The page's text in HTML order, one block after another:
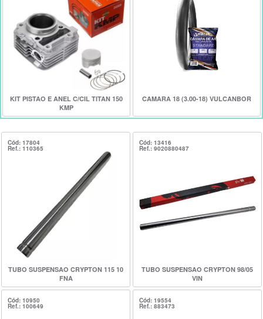
KIT PISTAO E ANEL C/CIL TITAN 150
KMP
CAMARA 18 (3.00-18) VULCANBOR
Cód: 17804
Ref.: 110365
TUBO SUSPENSAO CRYPTON 115 10
FNA
Cód: 13416
Ref.: 9020880487
TUBO SUSPENSAO CRYPTON 98/05
VIN
Cód: 10950
Ref.: 100649
Cód: 19554
Ref.: 883473